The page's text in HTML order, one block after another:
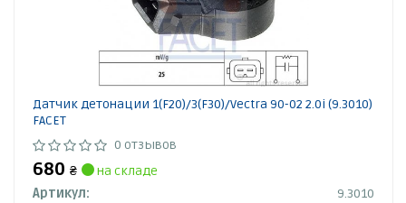
Датчик детонации 1(F20)/3(F30)/Vectra 90-02 2.0i (9.3010)
FACET
0 отзывов
680 ₴
на складе
Артикул:
9.3010